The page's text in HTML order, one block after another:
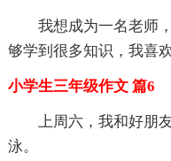
我想成为一名老师
够学到很多知识，我喜
小学生三年级作文 篇6
上周六，我和好朋
泳。